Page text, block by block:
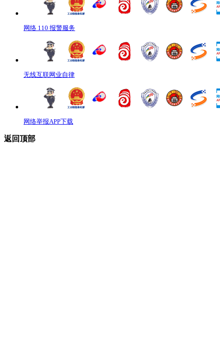
网络 110 报警服务
无线互联网业自律
网络举报APP下载
返回顶部